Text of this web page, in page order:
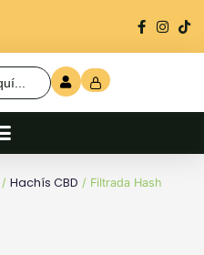
Regalo seguro en cada
/ Hachís CBD / Filtrada Hash